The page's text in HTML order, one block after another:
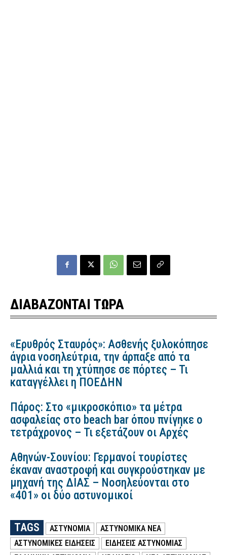
ΔΙΑΒΑΖΟΝΤΑΙ ΤΩΡΑ
«Ερυθρός Σταυρός»: Ασθενής ξυλοκόπησε
άγρια νοσηλεύτρια, την άρπαξε από τα
μαλλιά και τη χτύπησε σε πόρτες – Τι
καταγγέλλει η ΠΟΕΔΗΝ
Πάρος: Στο «μικροσκόπιο» τα μέτρα
ασφαλείας στο beach bar όπου πνίγηκε ο
τετράχρονος – Τι εξετάζουν οι Αρχές
Αθηνών-Σουνίου: Γερμανοί τουρίστες
έκαναν αναστροφή και συγκρούστηκαν με
μηχανή της ΔΙΑΣ – Νοσηλεύονται στο
«401» οι δύο αστυνομικοί
TAGS ΑΣΤΥΝΟΜΙΑ
ΑΣΤΥΝΟΜΙΚΑ ΝΕΑ
ΑΣΤΥΝΟΜΙΚΕΣ ΕΙΔΗΣΕΙΣ
ΕΙΔΗΣΕΙΣ ΑΣΤΥΝΟΜΙΑΣ